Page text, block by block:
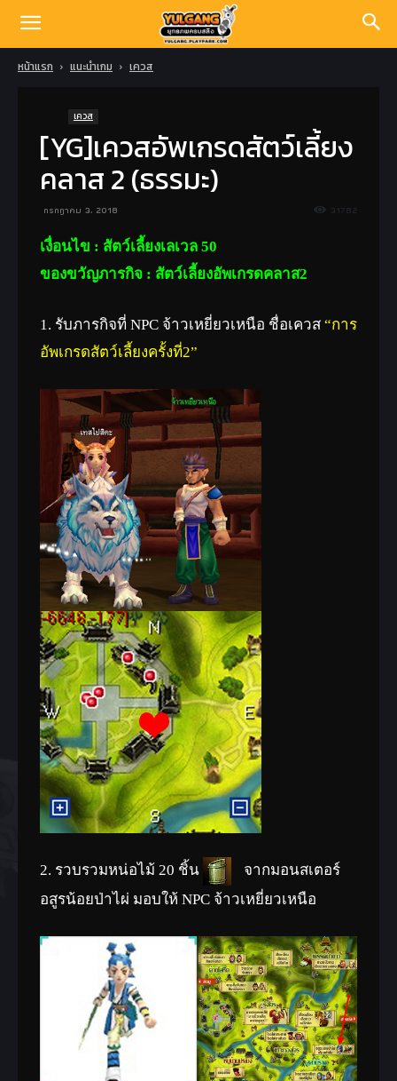
หน้าแรก แนะนำเกม เควส
เควส
[YG]เควสอัพเกรดสัตว์เลี้ยง
คลาส 2 (ธรรมะ)
กรกฎาคม 3, 2018 31782
เงื่อนไข : สัตว์เลี้ยงเลเวล 50
ของขวัญภารกิจ : สัตว์เลี้ยงอัพเกรดคลาส2
1. รับภารกิจที่ NPC จ้าวเหยี่ยวเหนือ ชื่อเควส “การ
อัพเกรดสัตว์เลี้ยงครั้งที่2”
2. รวบรวมหน่อไม้ 20 ชิ้น
จากมอนสเตอร์
อสูรน้อยป่าไผ่ มอบให้ NPC จ้าวเหยี่ยวเหนือ